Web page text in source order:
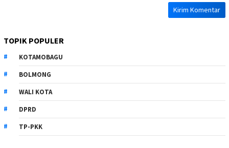
TOPIK POPULER
KOTAMOBAGU
BOLMONG
WALI KOTA
DPRD
TP-PKK